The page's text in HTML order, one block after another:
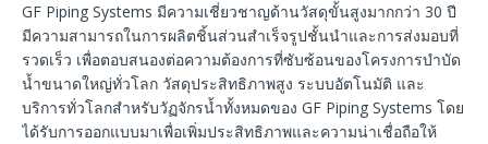
GF Piping Systems มีความเชี่ยวชาญด้านวัสดุขั้นสูงมากกว่า 30 ปี
มีความสามารถในการผลิตชิ้นส่วนสำเร็จรูปชั้นนำและการส่งมอบที่
รวดเร็ว เพื่อตอบสนองต่อความต้องการที่ซับซ้อนของโครงการบำบัด
น้ำขนาดใหญ่ทั่วโลก วัสดุประสิทธิภาพสูง ระบบอัตโนมัติ และ
บริการทั่วโลกสำหรับวัฏจักรน้ำทั้งหมดของ GF Piping Systems โดย
ได้รับการออกแบบมาเพื่อเพิ่มประสิทธิภาพและความน่าเชื่อถือให้